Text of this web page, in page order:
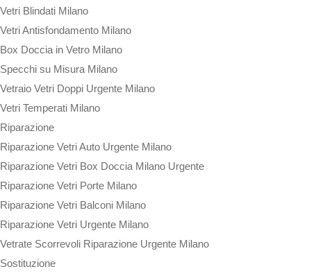
Vetri Blindati Milano
Vetri Antisfondamento Milano
Box Doccia in Vetro Milano
Specchi su Misura Milano
Vetraio Vetri Doppi Urgente Milano
Vetri Temperati Milano
Riparazione
Riparazione Vetri Auto Urgente Milano
Riparazione Vetri Box Doccia Milano Urgente
Riparazione Vetri Porte Milano
Riparazione Vetri Balconi Milano
Riparazione Vetri Urgente Milano
Vetrate Scorrevoli Riparazione Urgente Milano
Sostituzione